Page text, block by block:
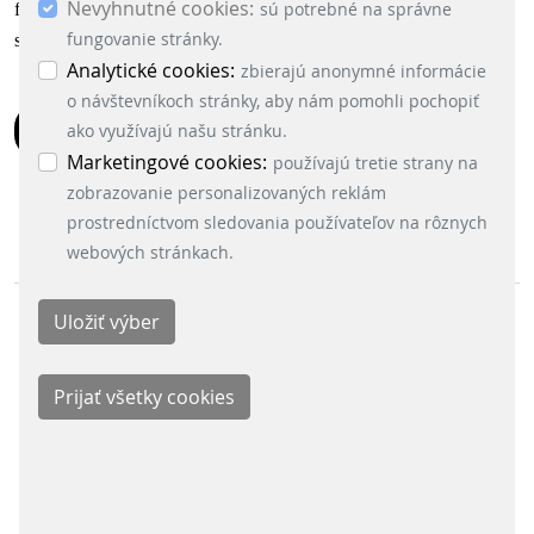
použitím ostatných súborov cookies. Ak chceš
potvrdiť súhlas s použitím všetkých súborov
cookies (nevyhnutné, analytické a marketingové),
klikni na tlačidlo „Prijať všetky cookies“.
Nastavenie cookies môžeš kedykoľvek zmeniť v
menu „Nastavenie cookies“ v ľavom dolnom rohu
stránky. Podrobné informácie o využívaní cookies
na našej stránke nájdeš tu:
Nevyhnutné cookies: sú potrebné na správne
fungovanie stránky.
Analytické cookies: zbierajú anonymné informácie
o návštevníkoch stránky, aby nám pomohli pochopiť
ako využívajú našu stránku.
Marketingové cookies: používajú tretie strany na
zobrazovanie personalizovaných reklám
prostredníctvom sledovania používateľov na rôznych
webových stránkach.
for yourself and for the environment. Would you like to offer this
service to your customers? Get in contact with our team!
SPÄŤ